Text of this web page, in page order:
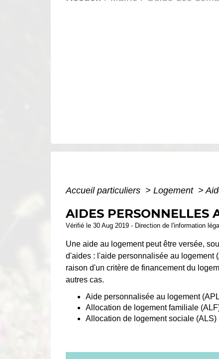
Accueil particuliers > Logement >
AIDES PERSONNELLES
Vérifié le 30 Aug 2019 - Direction de l'information
Une aide au logement peut être versée,
d'aides : l'aide personnalisée au logement
raison d'un critère de financement du
autres cas.
Aide personnalisée au logement
Allocation de logement familiale
Allocation de logement sociale (ALS)